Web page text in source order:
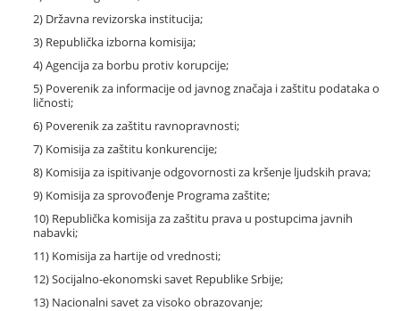
2) Državna revizorska institucija;
3) Republička izborna komisija;
4) Agencija za borbu protiv korupcije;
5) Poverenik za informacije od javnog značaja i zaštitu podataka o
ličnosti;
6) Poverenik za zaštitu ravnopravnosti;
7) Komisija za zaštitu konkurencije;
8) Komisija za ispitivanje odgovornosti za kršenje ljudskih prava;
9) Komisija za sprovođenje Programa zaštite;
10) Republička komisija za zaštitu prava u postupcima javnih
nabavki;
11) Komisija za hartije od vrednosti;
12) Socijalno-ekonomski savet Republike Srbije;
13) Nacionalni savet za visoko obrazovanje;